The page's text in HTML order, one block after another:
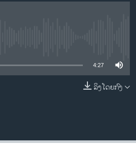
4:27
ລິງໂດຍກົງ